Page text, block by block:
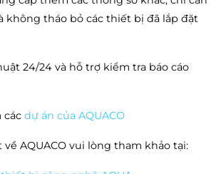
không tháo bỏ các thiết bị đã lắp đặt
24/24 và hỗ trợ kiểm tra báo cáo
các dự án của AQUACO
AQUACO vui lòng tham khảo tại: